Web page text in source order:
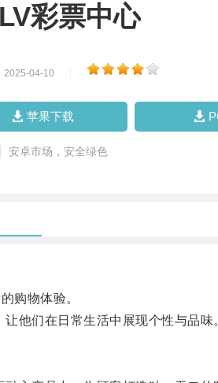
彩票中心
2025-04-10
苹果下载
安卓市场，安全绿色
购物体验。
他们在日常生活中展现个性与品味